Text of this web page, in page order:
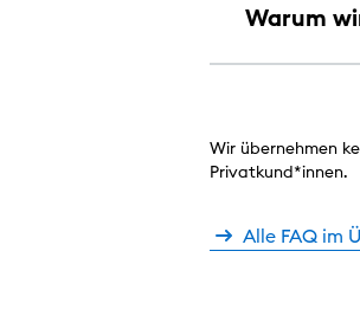
Warum
Wir übernehmen
Privatkund*innen.
Alle FAQ im